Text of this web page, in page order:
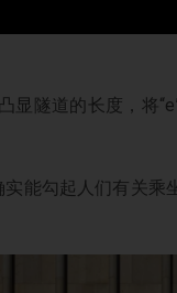
显隧道的长度，将
能勾起人们有关乘